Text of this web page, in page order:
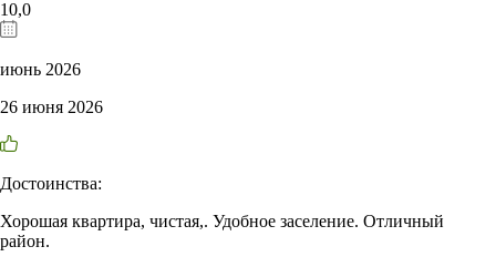
10,0
июнь 2026
26 июня 2026
Достоинства:
Хорошая квартира, чистая,. Удобное заселение. Отличный
район.